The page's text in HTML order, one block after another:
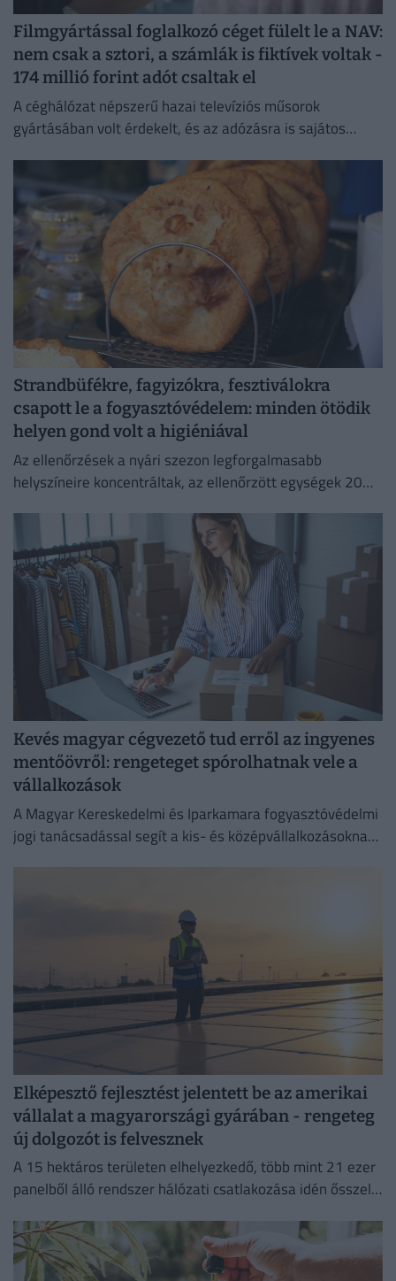
Filmgyártással foglalkozó céget fülelt le a NAV:
nem csak a sztori, a számlák is fiktívek voltak -
174 millió forint adót csaltak el
A céghálózat népszerű hazai televíziós műsorok
gyártásában volt érdekelt, és az adózásra is sajátos
Strandbüfékre, fagyizókra, fesztiválokra
csapott le a fogyasztóvédelem: minden ötödik
helyen gond volt a higiéniával
Az ellenőrzések a nyári szezon legforgalmasabb
helyszíneire koncentráltak, az ellenőrzött egységek 20
Kevés magyar cégvezető tud erről az ingyenes
mentőövről: rengeteget spórolhatnak vele a
vállalkozások
A Magyar Kereskedelmi és Iparkamara fogyasztóvédelmi
jogi tanácsadással segít a kis- és középvállalkozásoknak
Elképesztő fejlesztést jelentett be az amerikai
vállalat a magyarországi gyárában - rengeteg
új dolgozót is felvesznek
A 15 hektáros területen elhelyezkedő, több mint 21 ezer
panelből álló rendszer hálózati csatlakozása idén ősszel